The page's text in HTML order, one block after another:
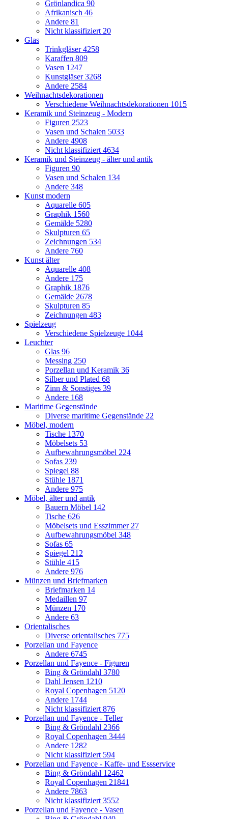
Grönlandica 90
Afrikanisch 46
Andere 81
Nicht klassifiziert 20
Glas
Trinkgläser4258
Karaffen 809
Vasen 1247
Kunstgläser3268
Andere 2584
Weihnachtsdekorationen
Verschiedene Weihnachtsdekorationen 1015
Keramik und Steinzeug - Modern
Figuren 2523
Vasen und Schalen 5033
Andere 4908
Nicht klassifiziert 4634
Keramik und Steinzeug - älter und antik
Figuren 90
Vasen und Schalen 134
Andere 348
Kunst modern
Aquarelle 605
Graphik 1560
Gemälde 5280
Skulpturen 65
Zeichnungen 534
Andere 760
Kunst älter
Aquarelle 408
Andere 175
Graphik 1876
Gemälde 2678
Skulpturen 85
Zeichnungen 483
Spielzeug
Verschiedene Spielzeuge 1044
Leuchter
Glas 96
Messing 250
Porzellan und Keramik 36
Silber und Plated 68
Zinn & Sonstiges 39
Andere 168
Maritime Gegenstände
Diverse maritime Gegenstände 22
Möbel, modern
Tische 1370
Möbelsets 53
Aufbewahrungsmöbel 224
Sofas 239
Spiegel 88
Stühle 1871
Andere 975
Möbel, älter und antik
Bauern Möbel 142
Tische 626
Möbelsets und Esszimmer 27
Aufbewahrungsmöbel 348
Sofas 65
Spiegel 212
Stühle 415
Andere 976
Münzen und Briefmarken
Briefmarken 14
Medaillen 97
Münzen 170
Andere 63
Orientalisches
Diverse orientalisches 775
Porzellan und Fayence
Andere 6745
Porzellan und Fayence - Figuren
Bing & Gröndahl 3780
Dahl Jensen 1210
Royal Copenhagen 5120
Andere 1744
Nicht klassifiziert 876
Porzellan und Fayence - Teller
Bing & Gröndahl 2366
Royal Copenhagen 3444
Andere 1282
Nicht klassifiziert 594
Porzellan und Fayence - Kaffe- und Essservice
Bing & Gröndahl 12462
Royal Copenhagen 21841
Andere 7863
Nicht klassifiziert 3552
Porzellan und Fayence - Vasen